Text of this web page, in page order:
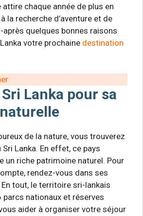
attire chaque année de plus en
la recherche d’aventure et de
après quelques bonnes raisons
votre prochaine destination
Lanka pour sa
de la nature, vous trouverez
Lanka. En effet, ce pays
un riche patrimoine naturel. Pour
rendez-vous dans ses
tout, le territoire sri-lankais
parcs nationaux et réserves
aider à organiser votre séjour